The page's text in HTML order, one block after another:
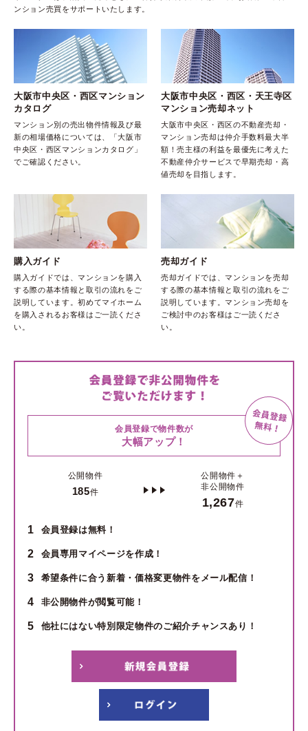
ンション売買をサポートいたします。
大阪市中央区・西区マンション
カタログ
マンション別の売出物件情報及び最
新の相場価格については、「大阪市
中央区・西区マンションカタログ」
でご確認ください。
大阪市中央区・西区・天王寺区
マンション売却ネット
大阪市中央区・西区の不動産売却・
マンション売却は仲介手数料最大半
額！売主様の利益を最優先に考えた
不動産仲介サービスで早期売却・高
値売却を目指します。
購入ガイド
購入ガイドでは、マンションを購入
する際の基本情報と取引の流れをご
説明しています。初めてマイホーム
を購入されるお客様はご一読くださ
い。
売却ガイド
売却ガイドでは、マンションを売却
する際の基本情報と取引の流れをご
説明しています。マンション売却を
ご検討中のお客様はご一読くださ
い。
会員登録で物件数が
大幅アップ！
公開物件
185件
公開物件＋
非公開物件
1,267件
1 会員登録は無料！
2 会員専用マイページを作成！
3 希望条件に合う新着・価格変更物件をメール配信！
4 非公開物件が閲覧可能！
5 他社にはない特別限定物件のご紹介チャンスあり！